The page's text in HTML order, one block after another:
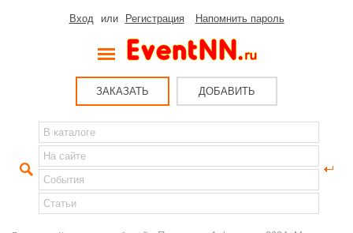
Вход или Регистрация Напомнить пароль
ЗАКАЗАТЬ ДОБАВИТЬ